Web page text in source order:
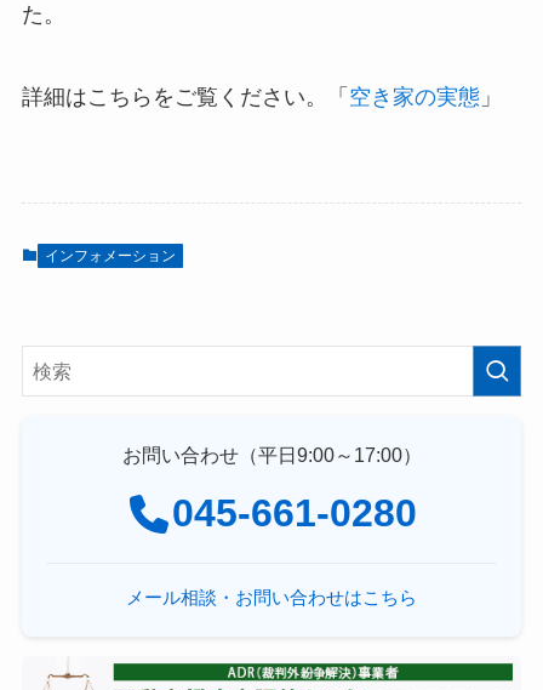
た。
詳細はこちらをご覧ください。「 空き家の実態」
インフォメーション
お問い合わせ（平日9:00～17:00）
045-661-0280
メール相談・お問い合わせはこちら